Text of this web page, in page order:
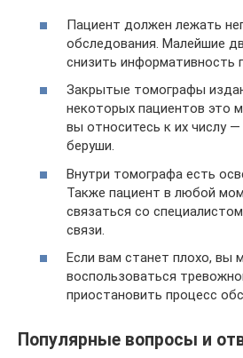
Пациент должен лежать
обследования. Малейшие
снизить информативность
Закрытые томографы
некоторых пациентов это
вы относитесь к их числу
беруши.
Внутри томографа есть
Также пациент в любой
связаться со
связи.
Если вам станет плохо, вы
воспользоваться
приостановить процесс
Популярные вопросы и